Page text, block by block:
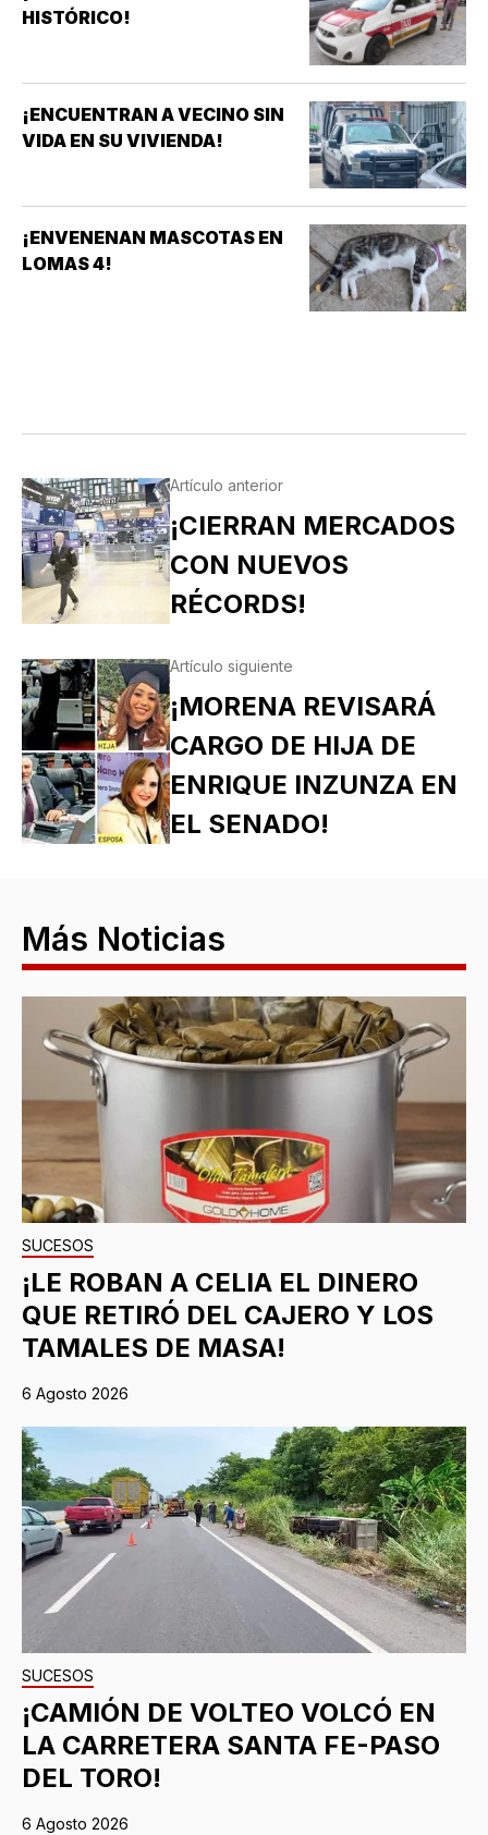
HISTÓRICO!
¡ENCUENTRAN A VECINO SIN
VIDA EN SU VIVIENDA!
¡ENVENENAN MASCOTAS EN
LOMAS 4!
Artículo anterior
¡CIERRAN MERCADOS
CON NUEVOS
RÉCORDS!
Artículo siguiente
¡MORENA REVISARÁ
CARGO DE HIJA DE
ENRIQUE INZUNZA EN
EL SENADO!
Más Noticias
SUCESOS
¡LE ROBAN A CELIA EL DINERO
QUE RETIRÓ DEL CAJERO Y LOS
TAMALES DE MASA!
6 Agosto 2026
SUCESOS
¡CAMIÓN DE VOLTEO VOLCÓ EN
LA CARRETERA SANTA FE-PASO
DEL TORO!
6 Agosto 2026